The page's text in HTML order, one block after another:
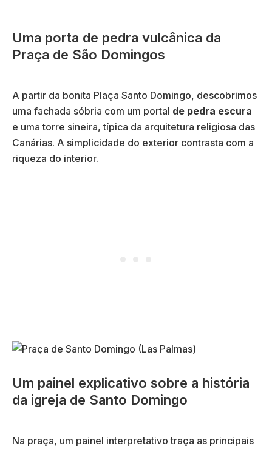
Uma porta de pedra vulcânica da
Praça de São Domingos
A partir da bonita Plaça Santo Domingo, descobrimos
uma fachada sóbria com um portal de pedra escura
e uma torre sineira, típica da arquitetura religiosa das
Canárias. A simplicidade do exterior contrasta com a
riqueza do interior.
Um painel explicativo sobre a história
da igreja de Santo Domingo
Na praça, um painel interpretativo traça as principais